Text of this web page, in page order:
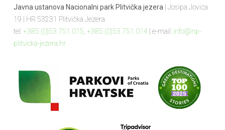
Javna ustanova Nacionalni park Plitvička jezera| Josipa Jovića
19 | HR 53231 Plitvička Jezera
tel:+385 (0)53 751 015, +385 (0)53 751 014| e-mail: info@np-
plitvicka-jezera.hr